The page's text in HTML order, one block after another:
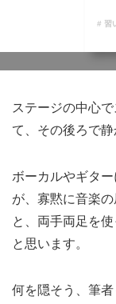
# 習
ステージの中心
て、その後ろで静
ボーカルやギタ
が、寡黙に音楽
と、両手両足を
と思います。
何を隠そう、筆